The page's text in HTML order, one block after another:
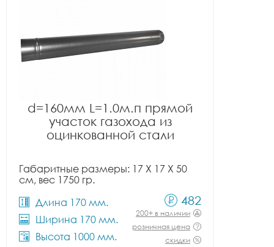
d=160мм L=1.0м.п прямой
участок газохода из
оцинкованной стали
Габаритные размеры: 17 X 17 X 50
см, вес 1750 гр.
Длина 170 мм.
Ширина 170 мм.
Высота 1000 мм.
482
200+ в наличии
розничная цена
скидки